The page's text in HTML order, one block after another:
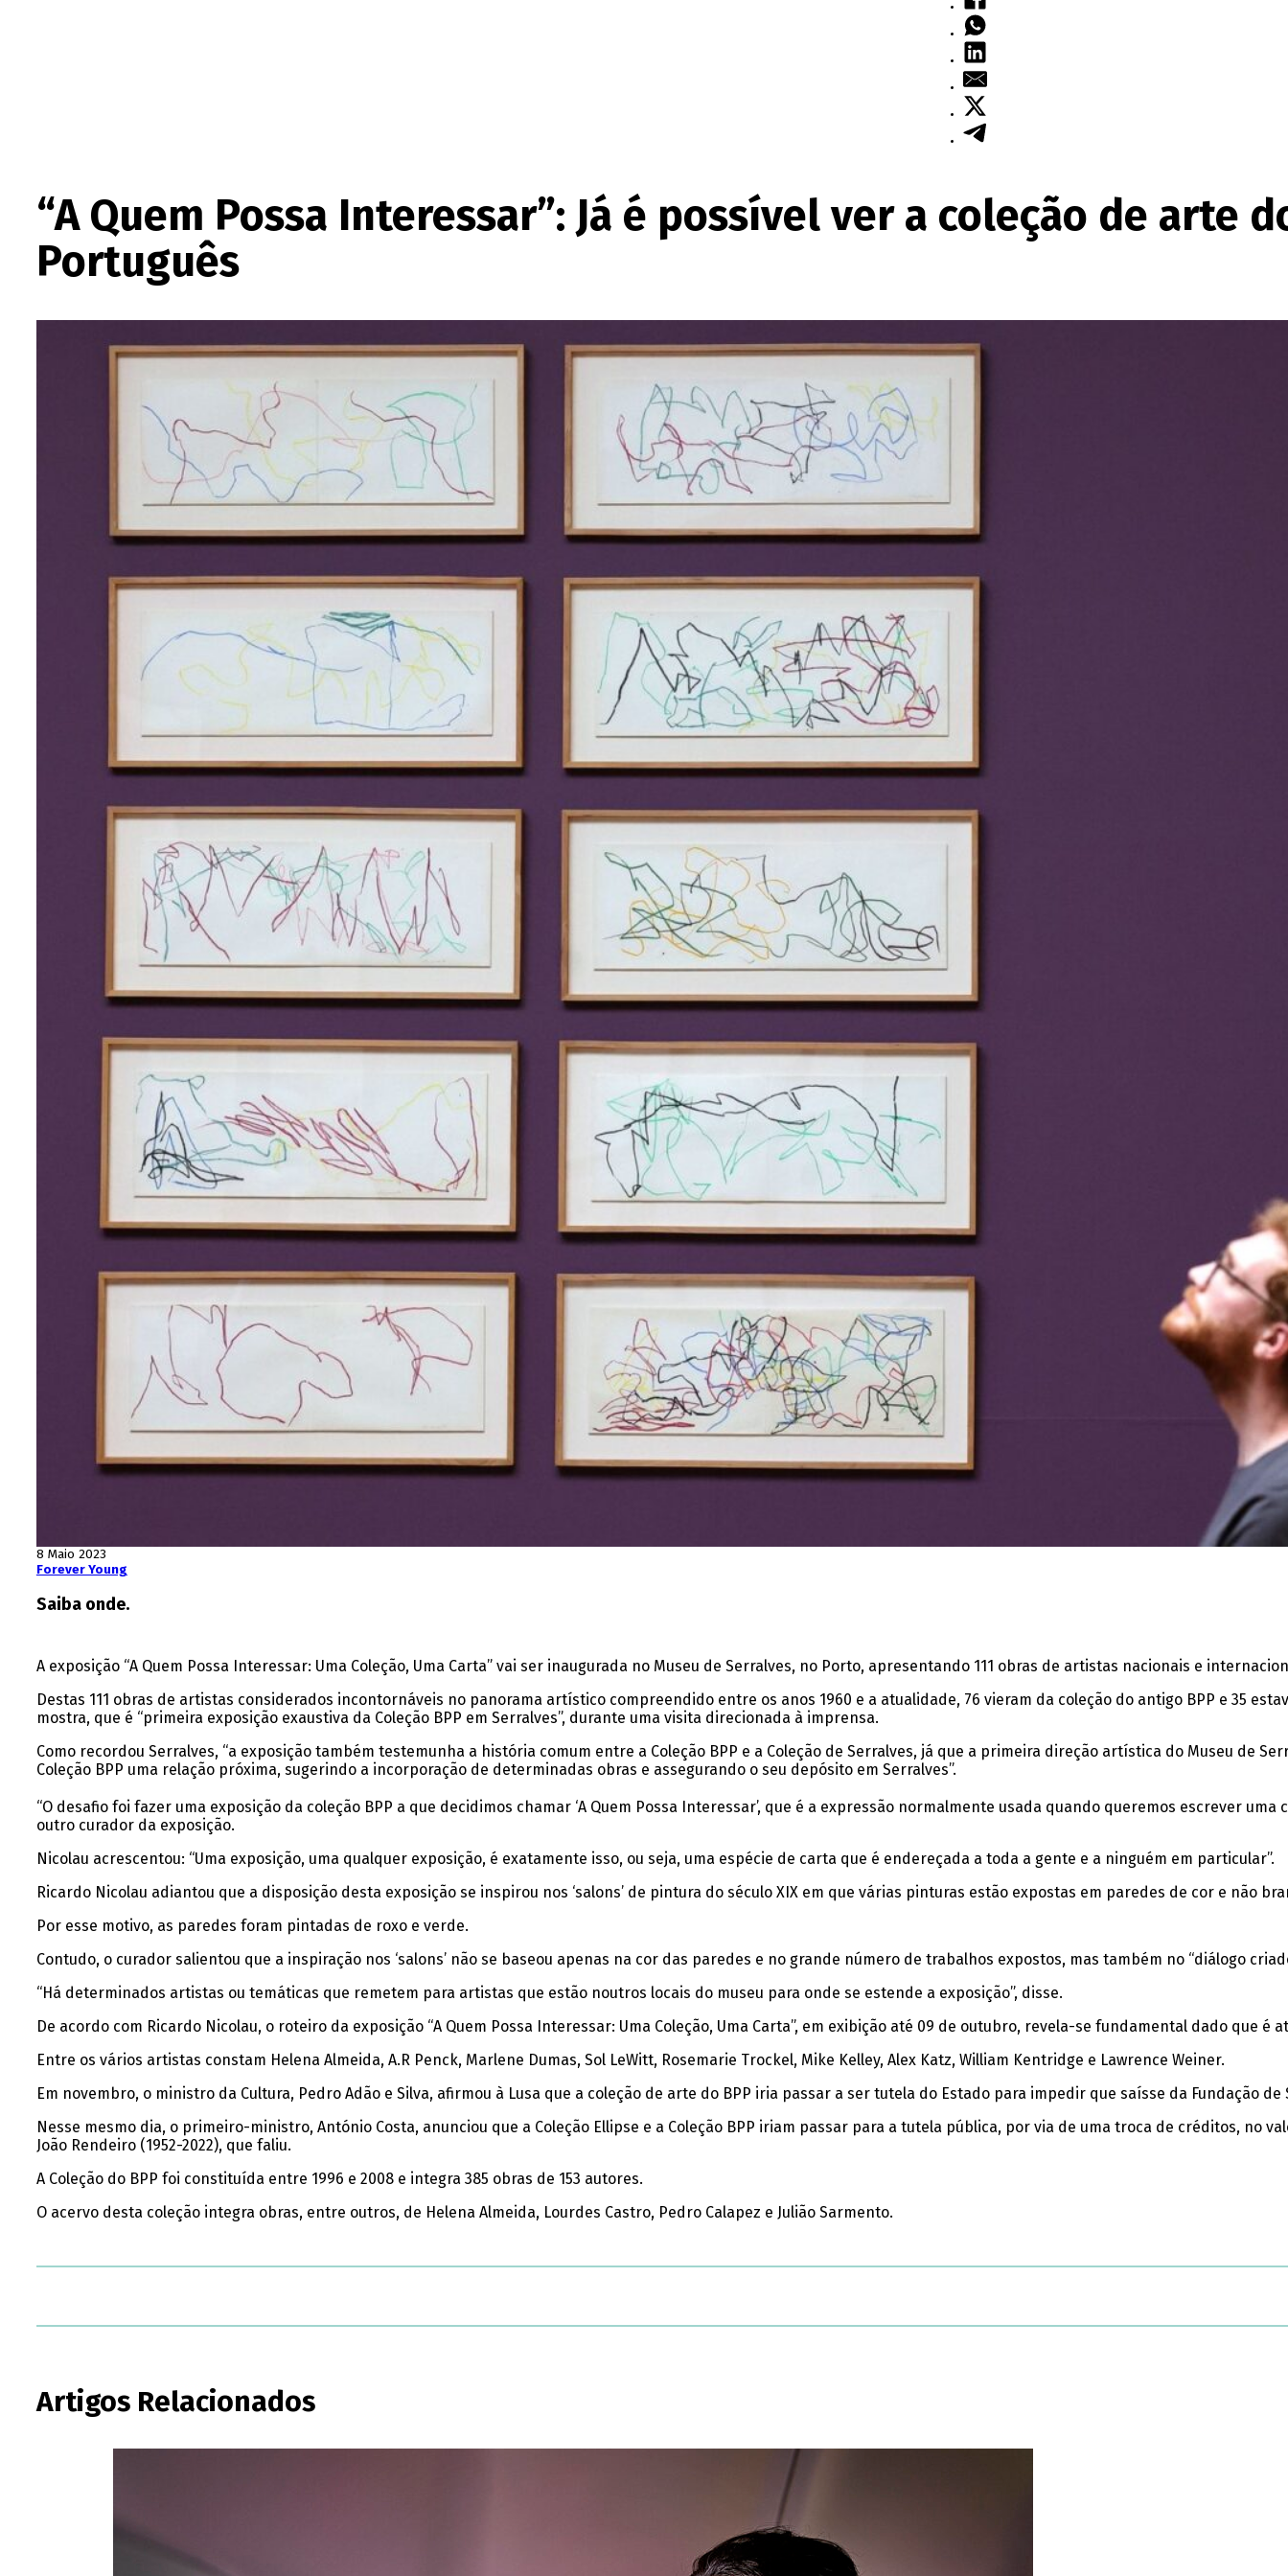
“A Quem Possa Interessar”: Já é possível ver a coleção de arte
Português
8 Maio 2023
Forever Young
Saiba onde.
A exposição “A Quem Possa Interessar: Uma Coleção, Uma Carta” vai ser inaugurada no Museu de Serralves, no Porto, apresentando 111 obras de artistas nacionais e
Destas 111 obras de artistas considerados incontornáveis no panorama artístico compreendido entre os anos 1960 e a atualidade, 76 vieram da coleção do antigo BPP e 35
mostra, que é “primeira exposição exaustiva da Coleção BPP em Serralves”, durante uma visita direcionada à imprensa.
Como recordou Serralves, “a exposição também testemunha a história comum entre a Coleção BPP e a Coleção de Serralves, já que a primeira direção artística do Museu de
Coleção BPP uma relação próxima, sugerindo a incorporação de determinadas obras e assegurando o seu depósito em Serralves”.
“O desafio foi fazer uma exposição da coleção BPP a que decidimos chamar ‘A Quem Possa Interessar’, que é a expressão normalmente usada quando queremos escrever
outro curador da exposição.
Nicolau acrescentou: “Uma exposição, uma qualquer exposição, é exatamente isso, ou seja, uma espécie de carta que é endereçada a toda a gente e a ninguém em particular”.
Ricardo Nicolau adiantou que a disposição desta exposição se inspirou nos ‘salons’ de pintura do século XIX em que várias pinturas estão expostas em paredes de cor e não
Por esse motivo, as paredes foram pintadas de roxo e verde.
Contudo, o curador salientou que a inspiração nos ‘salons’ não se baseou apenas na cor das paredes e no grande número de trabalhos expostos, mas também no “diálogo
“Há determinados artistas ou temáticas que remetem para artistas que estão noutros locais do museu para onde se estende a exposição”, disse.
De acordo com Ricardo Nicolau, o roteiro da exposição “A Quem Possa Interessar: Uma Coleção, Uma Carta”, em exibição até 09 de outubro, revela-se fundamental dado que
Entre os vários artistas constam Helena Almeida, A.R Penck, Marlene Dumas, Sol LeWitt, Rosemarie Trockel, Mike Kelley, Alex Katz, William Kentridge e Lawrence Weiner.
Em novembro, o ministro da Cultura, Pedro Adão e Silva, afirmou à Lusa que a coleção de arte do BPP iria passar a ser tutela do Estado para impedir que saísse da Fundação
Nesse mesmo dia, o primeiro-ministro, António Costa, anunciou que a Coleção Ellipse e a Coleção BPP iriam passar para a tutela pública, por via de uma troca de créditos, no
João Rendeiro (1952-2022), que faliu.
A Coleção do BPP foi constituída entre 1996 e 2008 e integra 385 obras de 153 autores.
O acervo desta coleção integra obras, entre outros, de Helena Almeida, Lourdes Castro, Pedro Calapez e Julião Sarmento.
Artigos Relacionados